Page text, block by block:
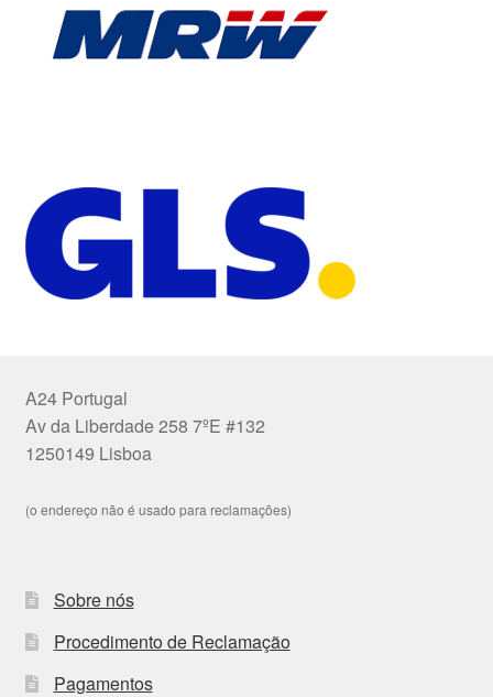
A24 Portugal
Av da Liberdade 258 7ºE #132
1250149 Lisboa
(o endereço não é usado para reclamações)
Sobre nós
Procedimento de Reclamação
Pagamentos